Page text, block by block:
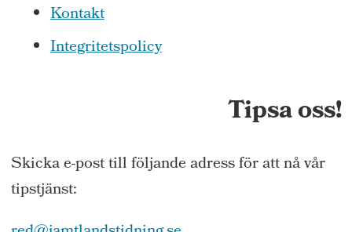
Kontakt
Integritetspolicy
Tipsa oss!
Skicka e-post till följande adress för att nå vår
tipstjänst: